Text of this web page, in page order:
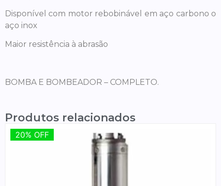
Disponível com motor rebobinável em aço carbono o
aço inox
Maior resistência à abrasão
BOMBA E BOMBEADOR – COMPLETO.
Produtos relacionados
20% OFF
20% OFF